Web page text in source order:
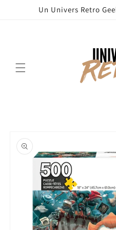
passerUn Univers Retro
informations
produits